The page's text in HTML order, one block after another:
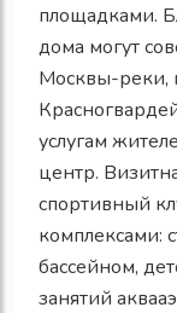
площадками.
дома могут
Москвы-реки,
услугам
центр.
спортивный
комплексами:
бассейном,
занятий